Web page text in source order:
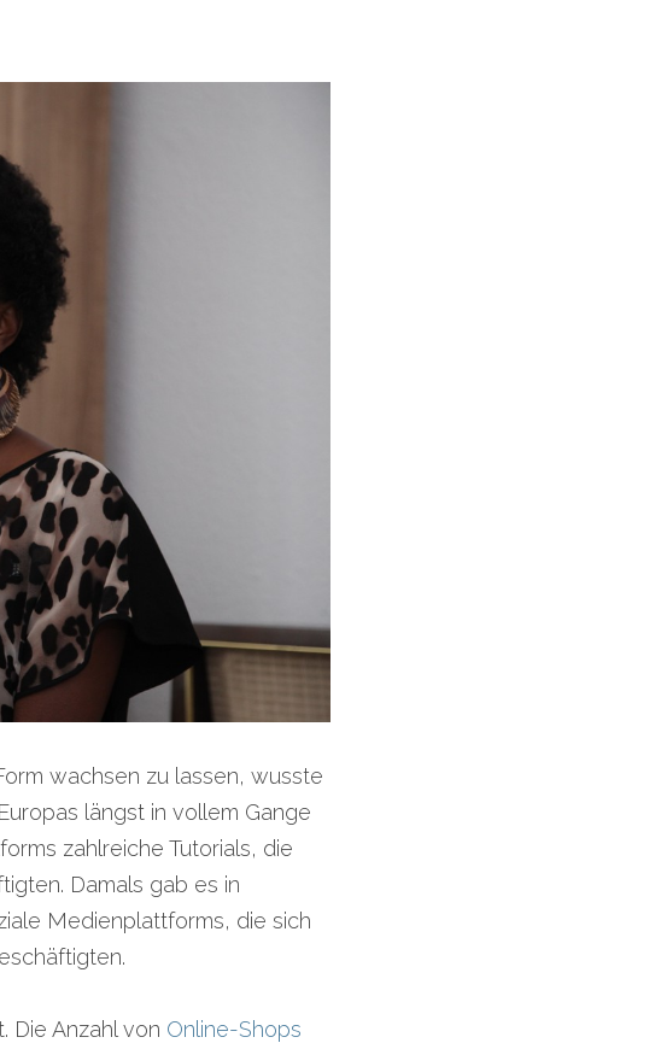
wachsen zu lassen, wusste
längst in vollem Gange
zahlreiche Tutorials, die
Damals gab es in
Medienplattforms, die sich
Die Anzahl von Online-Shops